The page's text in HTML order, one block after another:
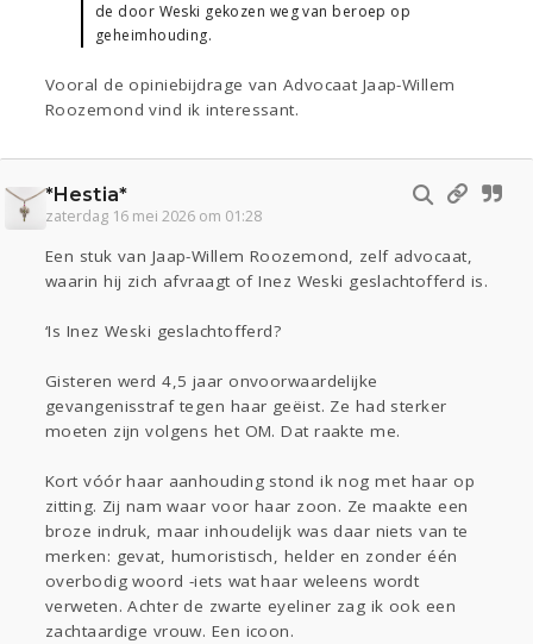
de door Weski gekozen weg van beroep op
geheimhouding.
Vooral de opiniebijdrage van Advocaat Jaap-Willem
Roozemond vind ik interessant.
*Hestia*
zaterdag 16 mei 2026 om 01:28
Een stuk van Jaap-Willem Roozemond, zelf advocaat,
waarin hij zich afvraagt of Inez Weski geslachtofferd is.
‘Is Inez Weski geslachtofferd?
Gisteren werd 4,5 jaar onvoorwaardelijke
gevangenisstraf tegen haar geëist. Ze had sterker
moeten zijn volgens het OM. Dat raakte me.
Kort vóór haar aanhouding stond ik nog met haar op
zitting. Zij nam waar voor haar zoon. Ze maakte een
broze indruk, maar inhoudelijk was daar niets van te
merken: gevat, humoristisch, helder en zonder één
overbodig woord -iets wat haar weleens wordt
verweten. Achter de zwarte eyeliner zag ik ook een
zachtaardige vrouw. Een icoon.